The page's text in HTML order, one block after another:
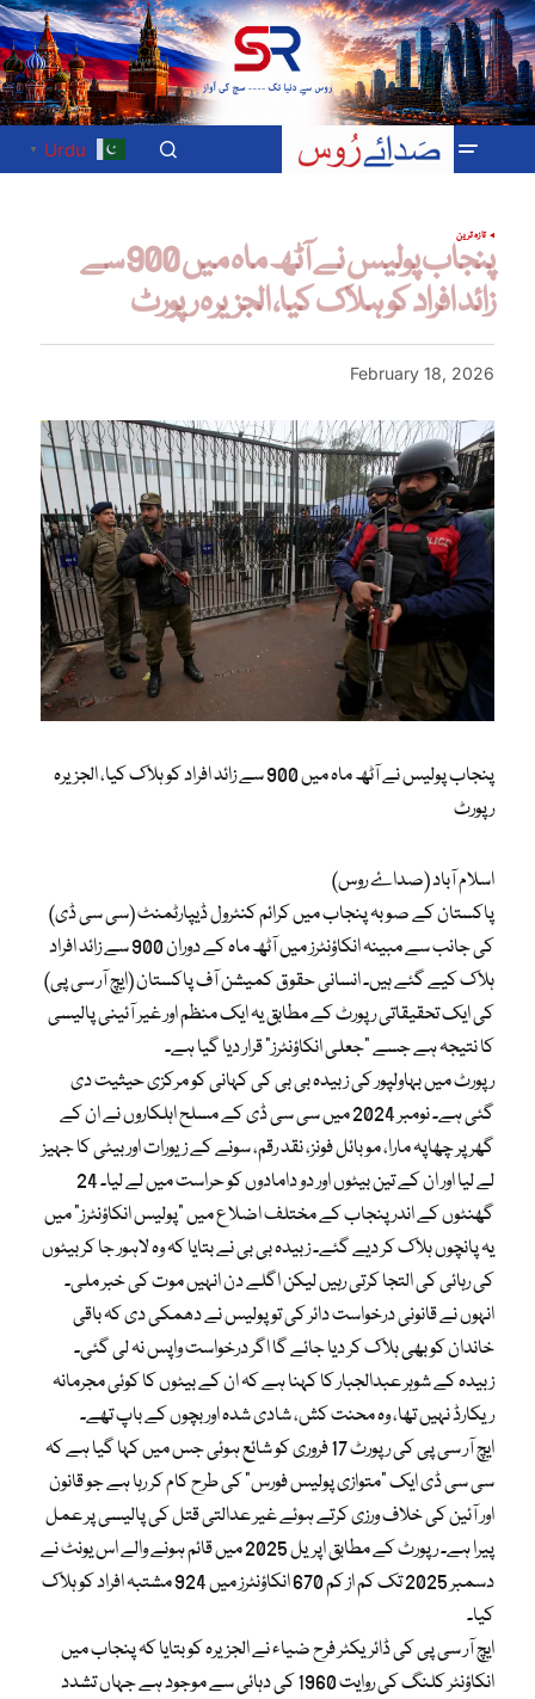
Urdu
▼
تازہ ترین
پنجاب پولیس نے آٹھ ماہ میں 900 سے
زائد افراد کو ہلاک کیا، الجزیرہ رپورٹ
February 18, 2026
پنجاب پولیس نے آٹھ ماہ میں 900 سے زائد افراد کو ہلاک کیا، الجزیرہ
رپورٹ
اسلام آباد (صداۓ روس)
پاکستان کے صوبہ پنجاب میں کرائم کنٹرول ڈیپارٹمنٹ (سی سی ڈی)
کی جانب سے مبینہ انکاؤنٹرز میں آٹھ ماہ کے دوران 900 سے زائد افراد
ہلاک کیے گئے ہیں۔ انسانی حقوق کمیشن آف پاکستان (ایچ آر سی پی)
کی ایک تحقیقاتی رپورٹ کے مطابق یہ ایک منظم اور غیر آئینی پالیسی
کا نتیجہ ہے جسے “جعلی انکاؤنٹرز” قرار دیا گیا ہے۔
رپورٹ میں بہاولپور کی زبیدہ بی بی کی کہانی کو مرکزی حیثیت دی
گئی ہے۔ نومبر 2024 میں سی سی ڈی کے مسلح اہلکاروں نے ان کے
گھر پر چھاپہ مارا، موبائل فونز، نقد رقم، سونے کے زیورات اور بیٹی کا جہیز
لے لیا اور ان کے تین بیٹوں اور دو دامادوں کو حراست میں لے لیا۔ 24
گھنٹوں کے اندر پنجاب کے مختلف اضلاع میں “پولیس انکاؤنٹرز” میں
یہ پانچوں ہلاک کر دیے گئے۔ زبیدہ بی بی نے بتایا کہ وہ لاہور جا کر بیٹوں
کی رہائی کی التجا کرتی رہیں لیکن اگلے دن انہیں موت کی خبر ملی۔
انہوں نے قانونی درخواست دائر کی تو پولیس نے دھمکی دی کہ باقی
خاندان کو بھی ہلاک کر دیا جائے گا اگر درخواست واپس نہ لی گئی۔
زبیدہ کے شوہر عبدالجبار کا کہنا ہے کہ ان کے بیٹوں کا کوئی مجرمانہ
ریکارڈ نہیں تھا، وہ محنت کش، شادی شدہ اور بچوں کے باپ تھے۔
ایچ آر سی پی کی رپورٹ 17 فروری کو شائع ہوئی جس میں کہا گیا ہے کہ
سی سی ڈی ایک “متوازی پولیس فورس” کی طرح کام کر رہا ہے جو قانون
اور آئین کی خلاف ورزی کرتے ہوئے غیر عدالتی قتل کی پالیسی پر عمل
پیرا ہے۔ رپورٹ کے مطابق اپریل 2025 میں قائم ہونے والے اس یونٹ نے
دسمبر 2025 تک کم از کم 670 انکاؤنٹرز میں 924 مشتبہ افراد کو ہلاک
کیا۔
ایچ آر سی پی کی ڈائریکٹر فرح ضیاء نے الجزیرہ کو بتایا کہ پنجاب میں
انکاؤنٹر کلنگ کی روایت 1960 کی دہائی سے موجود ہے جہاں تشدد